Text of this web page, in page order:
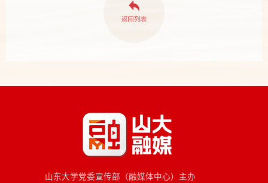
山东大学党委宣传部（融媒体中心）主办